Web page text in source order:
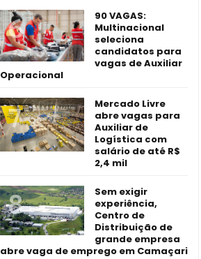
90 VAGAS:
Multinacional
seleciona
candidatos para
vagas de Auxiliar
Operacional
Mercado Livre
abre vagas para
Auxiliar de
Logística com
salário de até R$
2,4 mil
Sem exigir
experiência,
Centro de
Distribuição de
grande empresa
abre vaga de emprego em Camaçari